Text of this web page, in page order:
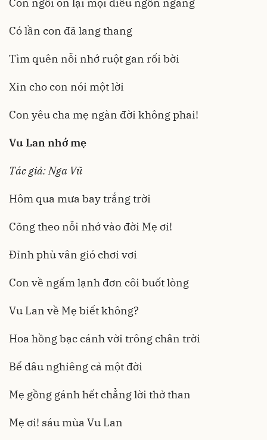
Có lần con đã lang thang
Tìm quên nỗi nhớ ruột gan rối bời
Xin cho con nói một lời
Con yêu cha mẹ ngàn đời không phai!
Vu Lan nhớ mẹ
Tác giả: Nga Vũ
Hôm qua mưa bay trắng trời
Cõng theo nỗi nhớ vào đời Mẹ ơi!
Đỉnh phù vân gió chơi vơi
Con về ngấm lạnh đơn côi buốt lòng
Vu Lan về Mẹ biết không?
Hoa hồng bạc cánh vời trông chân trời
Bể dâu nghiêng cả một đời
Mẹ gồng gánh hết chẳng lời thở than
Mẹ ơi! sáu mùa Vu Lan